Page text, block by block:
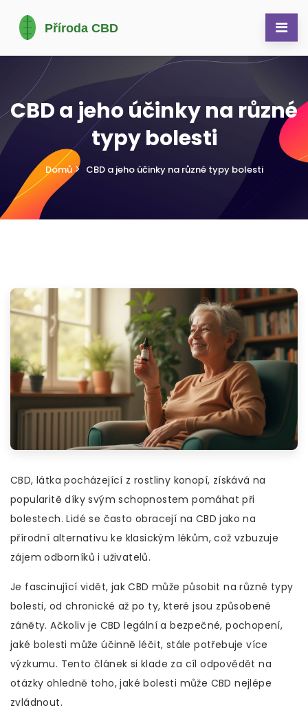
CBD a jeho účinky na různé
typy bolesti
Domů CBD a jeho účinky na různé typy bolesti
CBD, látka pocházející z rostliny konopí, získává na
popularitě díky svým schopnostem pomáhat při
bolestech. Lidé se často obracejí na CBD jako na
přírodní alternativu ke klasickým lékům, což vzbuzuje
zájem odborníků i uživatelů.
Je fascinující vidět, jak CBD může působit na různé typy
bolesti, od chronické až po ty, které jsou způsobené
záněty. Ačkoliv je CBD legální a bezpečné, pochopení,
jaké bolesti může účinně léčit, stále potřebuje více
výzkumu. Tento článek si klade za cíl odpovědět na
otázky ohledně toho, jaké bolesti může CBD nejlépe
zvládnout.